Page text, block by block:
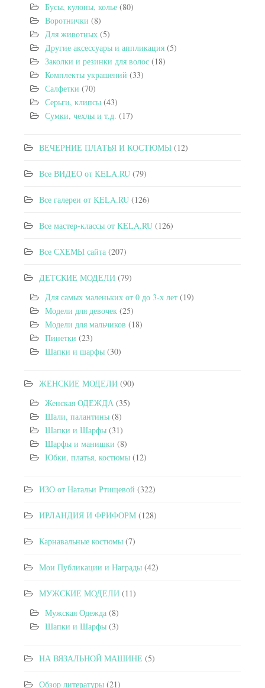
Бусы, кулоны, колье (80)
Воротнички (8)
Для животных (5)
Другие аксессуары и аппликация (5)
Заколки и резинки для волос (18)
Комплекты украшений (33)
Салфетки (70)
Серьги, клипсы (43)
Сумки, чехлы и т.д. (17)
ВЕЧЕРНИЕ ПЛАТЬЯ И КОСТЮМЫ (12)
Все ВИДЕО от KELA.RU (79)
Все галереи от KELA.RU (126)
Все мастер-классы от KELA.RU (126)
Все СХЕМЫ сайта (207)
ДЕТСКИЕ МОДЕЛИ (79)
Для самых маленьких от 0 до 3-х лет (19)
Модели для девочек (25)
Модели для мальчиков (18)
Пинетки (23)
Шапки и шарфы (30)
ЖЕНСКИЕ МОДЕЛИ (90)
Женская ОДЕЖДА (35)
Шали, палантины (8)
Шапки и Шарфы (31)
Шарфы и манишки (8)
Юбки, платья, костюмы (12)
ИЗО от Натальи Ртищевой (322)
ИРЛАНДИЯ И ФРИФОРМ (128)
Карнавальные костюмы (7)
Мои Публикации и Награды (42)
МУЖСКИЕ МОДЕЛИ (11)
Мужская Одежда (8)
Шапки и Шарфы (3)
НА ВЯЗАЛЬНОЙ МАШИНЕ (5)
Обзор литературы (21)